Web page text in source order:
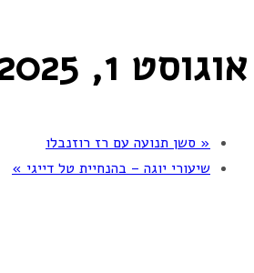
אוגוסט 1, 2025 @ 10:00
« סשן תנועה עם רז רוזנבלו
שיעורי יוגה – בהנחיית טל דייגי »